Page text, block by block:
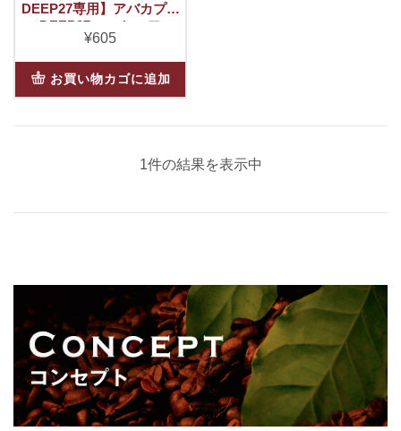
DEEP27専用】アバカプラ
スDEEP27 コーヒーフィ
ルター〈1杯用〉100枚入
¥605
お買い物カゴに追加
1件の結果を表示中